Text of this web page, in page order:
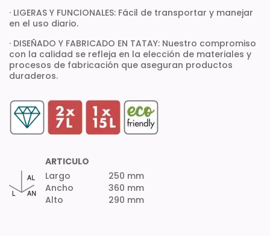
· LIGERAS Y FUNCIONALES: Fácil de transportar y manejar
en el uso diario.
· DISEÑADO Y FABRICADO EN TATAY: Nuestro compromiso
con la calidad se refleja en la elección de materiales y
procesos de fabricación que aseguran productos
duraderos.
ARTICULO
Largo
Ancho
Alto
250 mm
360 mm
290 mm